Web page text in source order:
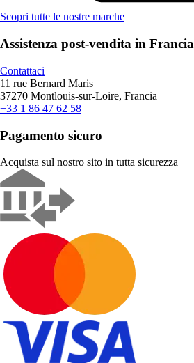
Scopri tutte le nostre marche
Assistenza post-vendita in Francia
Contattaci
11 rue Bernard Maris
37270 Montlouis-sur-Loire, Francia
+33 1 86 47 62 58
Pagamento sicuro
Acquista sul nostro sito in tutta sicurezza